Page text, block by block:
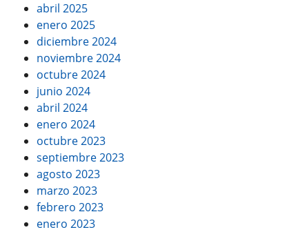
abril 2025
enero 2025
diciembre 2024
noviembre 2024
octubre 2024
junio 2024
abril 2024
enero 2024
octubre 2023
septiembre 2023
agosto 2023
marzo 2023
febrero 2023
enero 2023